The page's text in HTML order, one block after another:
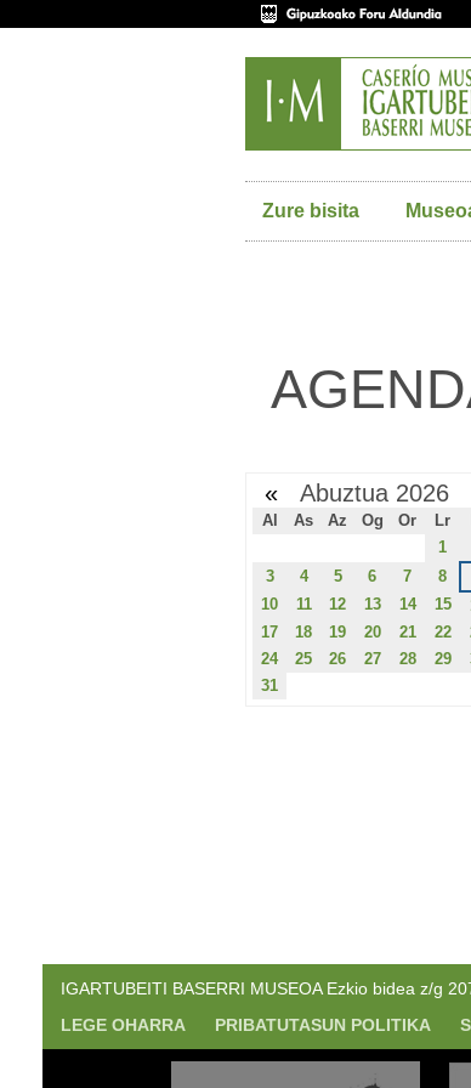
Zure bisita
« Abuztua 2026
Al As Az Og Or Lr
1
3
4 5 6 7 8
10
11 12 13 14 15
17
18 19 20 21 22
24
25 26 27 28 29
31
IGARTUBEITI BASERRI MUSEOA Ezkio bidea z/g
LEGE OHARRA
PRIBATUTASUN POLITIKA